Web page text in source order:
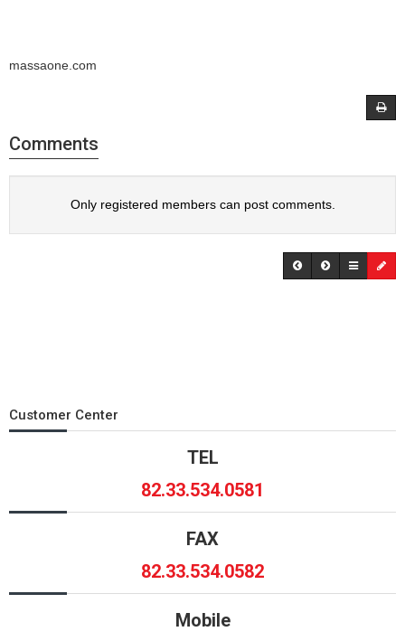
massaone.com
Comments
Only registered members can post comments.
Customer Center
TEL
82.33.534.0581
FAX
82.33.534.0582
Mobile